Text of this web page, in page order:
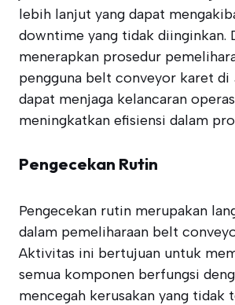
lebih lanjut yang dapat
downtime yang tidak diinginkan.
menerapkan prosedur
pengguna belt conveyor karet di
dapat menjaga kelancaran
meningkatkan efisiensi dalam
Pengecekan Rutin
Pengecekan rutin merupakan
dalam pemeliharaan belt
Aktivitas ini bertujuan untuk
semua komponen berfungsi
mencegah kerusakan yang tidak